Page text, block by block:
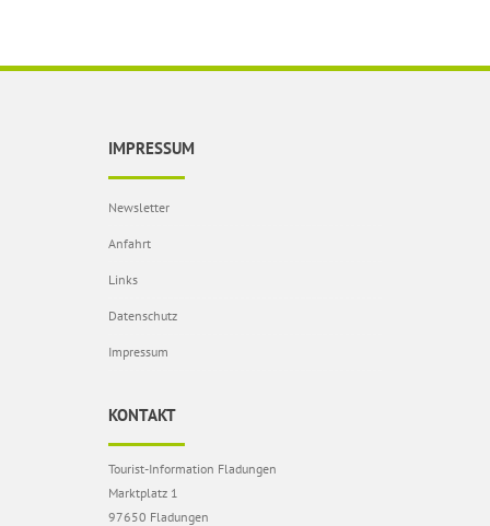
IMPRESSUM
Newsletter
Anfahrt
Links
Datenschutz
Impressum
KONTAKT
Tourist-Information Fladungen
Marktplatz 1
97650 Fladungen